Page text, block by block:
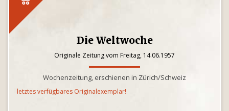
Die Weltwoche
Originale Zeitung vom Freitag, 14.06.1957
Wochenzeitung, erschienen in Zürich/Schweiz
letztes verfügbares Originalexemplar!